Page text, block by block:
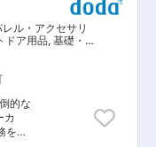
助、
多
ラ
退
徹底
様
関
ジェ
■
ク
パ
対
の
た 研
ラ
によ
ル・アクセサリ
ドア用品, 基礎・
） 製品開発（金
的な
カ